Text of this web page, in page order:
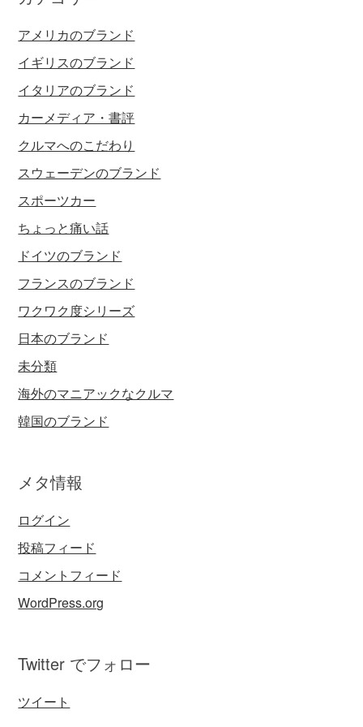
アメリカのブランド
イギリスのブランド
イタリアのブランド
カーメディア・書評
クルマへのこだわり
スウェーデンのブランド
スポーツカー
ちょっと痛い話
ドイツのブランド
フランスのブランド
ワクワク度シリーズ
日本のブランド
未分類
海外のマニアックなクルマ
韓国のブランド
メタ情報
ログイン
投稿フィード
コメントフィード
WordPress.org
Twitter でフォロー
ツイート